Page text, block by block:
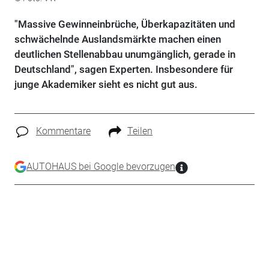
"Massive Gewinneinbrüche, Überkapazitäten und
schwächelnde Auslandsmärkte machen einen
deutlichen Stellenabbau unumgänglich, gerade in
Deutschland", sagen Experten. Insbesondere für
junge Akademiker sieht es nicht gut aus.
Kommentare Teilen
AUTOHAUS bei Google bevorzugen